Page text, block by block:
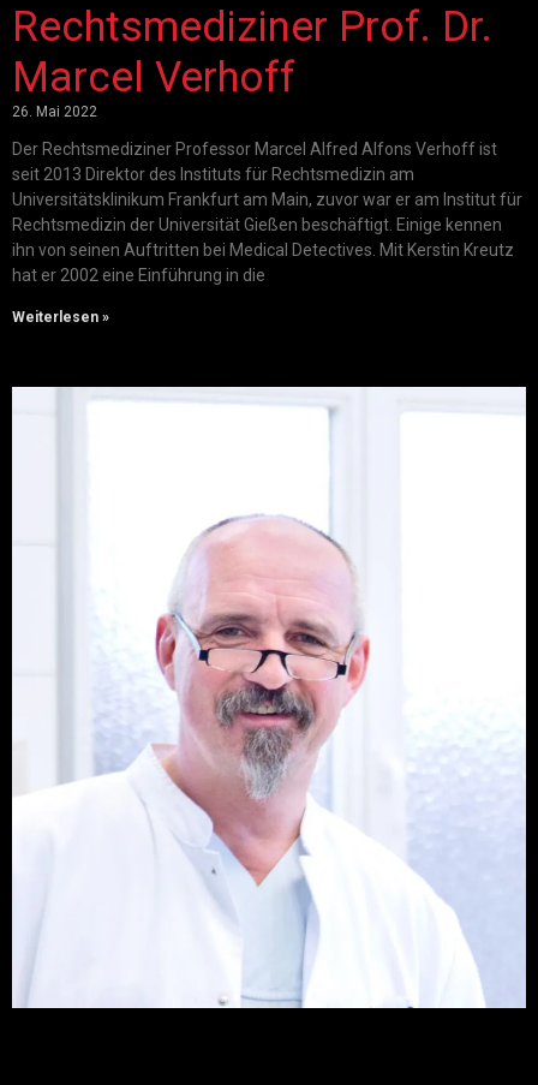
Rechtsmediziner Prof. Dr.
Marcel Verhoff
26. Mai 2022
Der Rechtsmediziner Professor Marcel Alfred Alfons Verhoff ist
seit 2013 Direktor des Instituts für Rechtsmedizin am
Universitätsklinikum Frankfurt am Main, zuvor war er am Institut für
Rechtsmedizin der Universität Gießen beschäftigt. Einige kennen
ihn von seinen Auftritten bei Medical Detectives. Mit Kerstin Kreutz
hat er 2002 eine Einführung in die
Weiterlesen »